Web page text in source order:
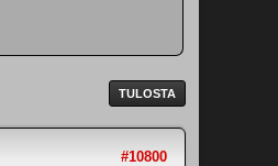
TULOSTA
#10800